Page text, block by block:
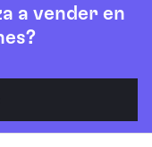
a vender en